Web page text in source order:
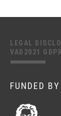
LEGAL
VAD2021
FUNDED BY